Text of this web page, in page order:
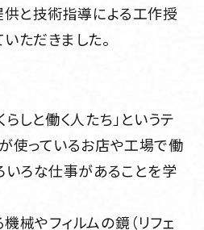
用情報
用情報
と技術指導による工作授
ただきました。
しと働く人たち」というテ
使っているお店や工場で働
いろな仕事があることを学
械やフィルムの鏡（リフェ